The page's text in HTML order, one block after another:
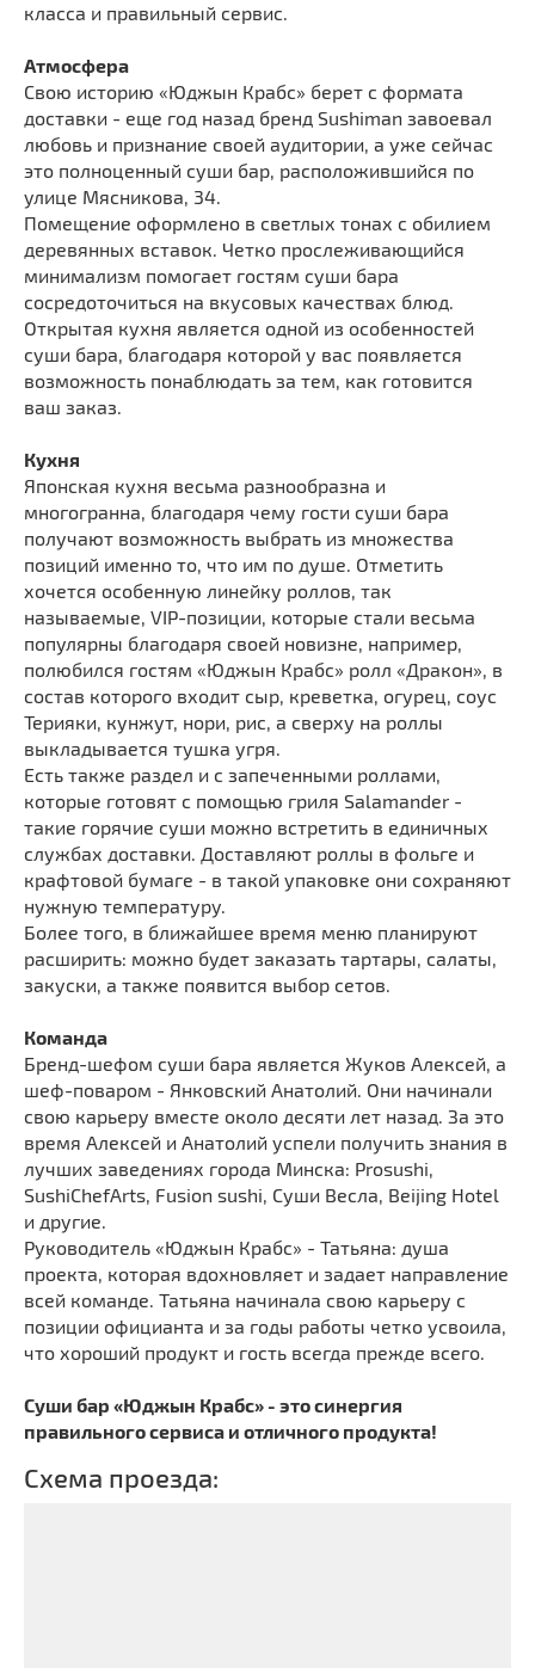
класса и правильный сервис.
Атмосфера
Свою историю «Юджын Крабс» берет с формата
доставки - еще год назад бренд Sushiman завоевал
любовь и признание своей аудитории, а уже сейчас
это полноценный суши бар, расположившийся по
улице Мясникова, 34.
Помещение оформлено в светлых тонах с обилием
деревянных вставок. Четко прослеживающийся
минимализм помогает гостям суши бара
сосредоточиться на вкусовых качествах блюд.
Открытая кухня является одной из особенностей
суши бара, благодаря которой у вас появляется
возможность понаблюдать за тем, как готовится
ваш заказ.
Кухня
Японская кухня весьма разнообразна и
многогранна, благодаря чему гости суши бара
получают возможность выбрать из множества
позиций именно то, что им по душе. Отметить
хочется особенную линейку роллов, так
называемые, VIP-позиции, которые стали весьма
популярны благодаря своей новизне, например,
полюбился гостям «Юджын Крабс» ролл «Дракон», в
состав которого входит сыр, креветка, огурец, соус
Терияки, кунжут, нори, рис, а сверху на роллы
выкладывается тушка угря.
Есть также раздел и с запеченными роллами,
которые готовят с помощью гриля Salamander -
такие горячие суши можно встретить в единичных
службах доставки. Доставляют роллы в фольге и
крафтовой бумаге - в такой упаковке они сохраняют
нужную температуру.
Более того, в ближайшее время меню планируют
расширить: можно будет заказать тартары, салаты,
закуски, а также появится выбор сетов.
Команда
Бренд-шефом суши бара является Жуков Алексей, а
шеф-поваром - Янковский Анатолий. Они начинали
свою карьеру вместе около десяти лет назад. За это
время Алексей и Анатолий успели получить знания в
лучших заведениях города Минска: Prosushi,
SushiChefArts, Fusion sushi, Суши Весла, Beijing Hotel
и другие.
Руководитель «Юджын Крабс» - Татьяна: душа
проекта, которая вдохновляет и задает направление
всей команде. Татьяна начинала свою карьеру с
позиции официанта и за годы работы четко усвоила,
что хороший продукт и гость всегда прежде всего.
Суши бар «Юджын Крабс» - это синергия
правильного сервиса и отличного продукта!
Схема проезда: